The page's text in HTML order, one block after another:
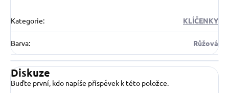
Kategorie: KLÍČENKY
Barva: Růžová
Diskuze
Buďte první, kdo napíše příspěvek k této položce.